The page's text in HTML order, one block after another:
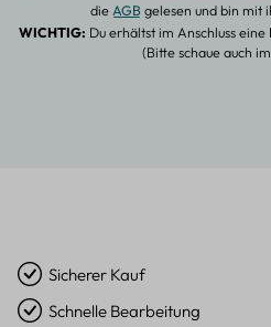
dieAGBgelesen und bin mit
WICHTIG: Du erhältst im Anschluss
(Bitte schaue auch
Sicherer Kauf
Schnelle Bearbeitung